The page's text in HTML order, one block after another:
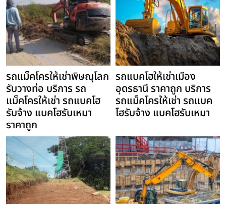
รถแม็คโครให้เช่าพิษณุโลก
รับวางท่อ บริการ รถ
แม็คโครให้เช่า รถแบคโฮ
รับจ้าง แบคโฮรับเหมา
ราคาถูก
รถแบคโฮให้เช่าเมือง
อุดรธานี ราคาถูก บริการ
รถแม็คโครให้เช่า รถแบค
โฮรับจ้าง แบคโฮรับเหมา